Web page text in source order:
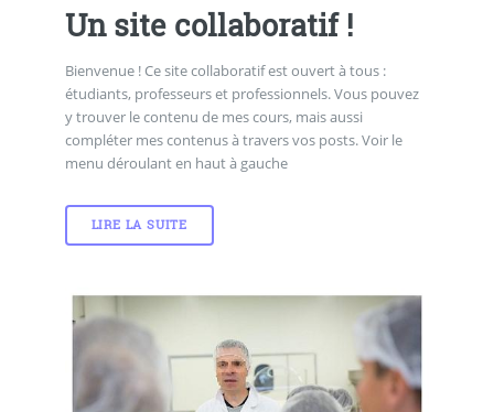
Un site collaboratif !
Bienvenue ! Ce site collaboratif est ouvert à tous :
étudiants, professeurs et professionnels. Vous pouvez
y trouver le contenu de mes cours, mais aussi
compléter mes contenus à travers vos posts. Voir le
menu déroulant en haut à gauche
LIRE LA SUITE